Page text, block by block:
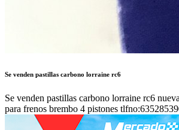
para frenos brembo 4 pistones tlfno:635285390